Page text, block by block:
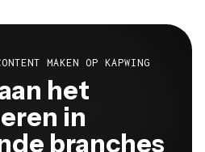
het
in
branches